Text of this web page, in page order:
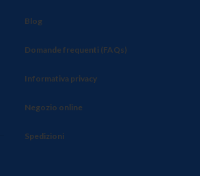
Blog
Domande frequenti (FAQs)
Informativa privacy
Negozio online
Spedizioni